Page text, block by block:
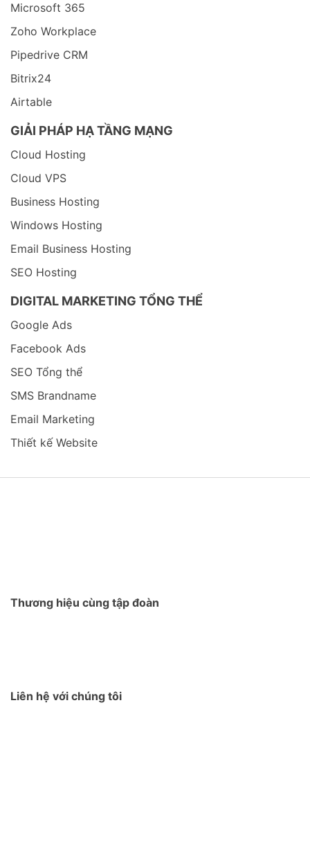
Microsoft 365
Zoho Workplace
Pipedrive CRM
Bitrix24
Airtable
GIẢI PHÁP HẠ TẦNG MẠNG
Cloud Hosting
Cloud VPS
Business Hosting
Windows Hosting
Email Business Hosting
SEO Hosting
DIGITAL MARKETING TỔNG THỂ
Google Ads
Facebook Ads
SEO Tổng thể
SMS Brandname
Email Marketing
Thiết kế Website
Thương hiệu cùng tập đoàn
Liên hệ với chúng tôi